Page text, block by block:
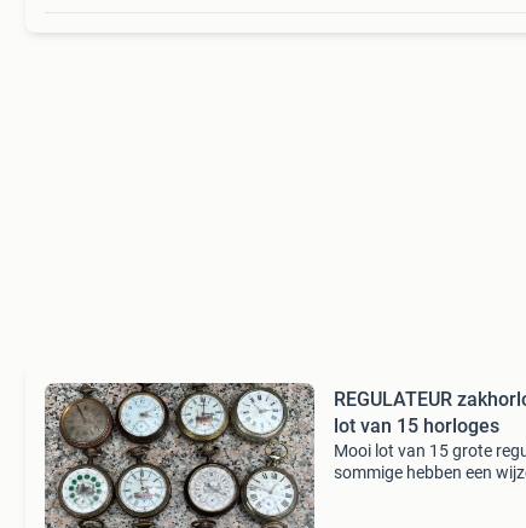
REGULATEUR zakhorloge 69 mm
lot van 15 horloges
Mooi lot van 15 grote
sommige hebben een